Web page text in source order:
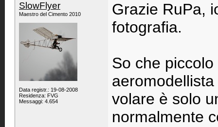
SlowFlyer
Maestro del Cimento 2010
Data registr.: 19-08-2008
Residenza: FVG
Messaggi: 4.654
Grazie RuPa,
fotografia.
So che
volare è solo
normalmente